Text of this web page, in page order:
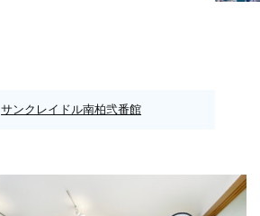
サンクレイドル南柏弐番館